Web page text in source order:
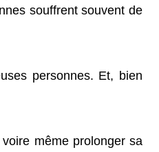
souffrent souvent de
personnes. Et, bien
même prolonger sa